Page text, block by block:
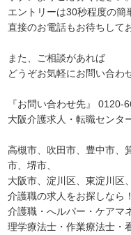
エントリーは30秒程度の簡
直接のお電話もお待ちして
また、ご相談があれば
どうぞお気軽にお問い合わ
『お問い合わせ先』 0120-
大阪介護求人・転職センタ
高槻市、吹田市、豊中市、
市、堺市、
大阪市、淀川区、東淀川区
介護職の求人をお探しなら！
介護職・へルパー・ケアマ
理学療法士・作業療法士・